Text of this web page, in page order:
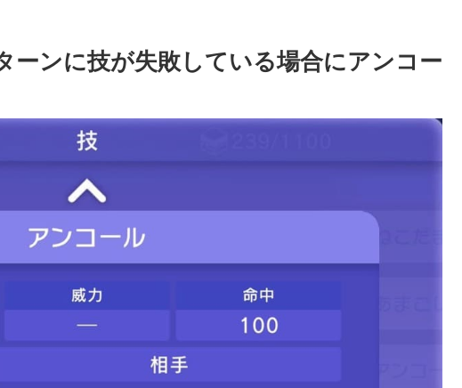
ーンに技が失敗している場合にアンコー